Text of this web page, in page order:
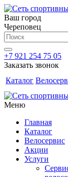
Ваш город
Череповец
+7 921 254 75 05
Заказать звонок
Каталог
Меню
Главная
Каталог
Велосервис
Акции
Услуги